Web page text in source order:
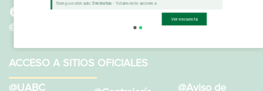
@SistemaBibliotecarioUABC
@BibliotecasUABC
ACCESO A SITIOS OFICIALES
@UABC
@Aviso de
Tiempo estimado:5 minutos - Totalmente anónima
Ver encuesta